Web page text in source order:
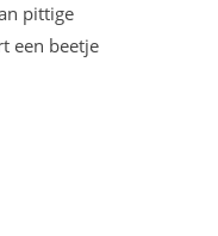
pittige
een beetje